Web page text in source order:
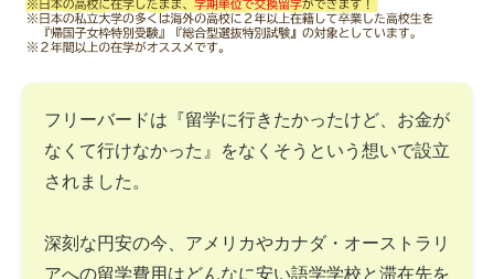
フリーバードは『留学に行きたかったけど、お金が
なくて行けなかった』をなくそうという想いで設立
されました。
深刻な円安の今、アメリカやカナダ・オーストラリ
アへの留学費用はどんなに安い語学学校と滞在先を